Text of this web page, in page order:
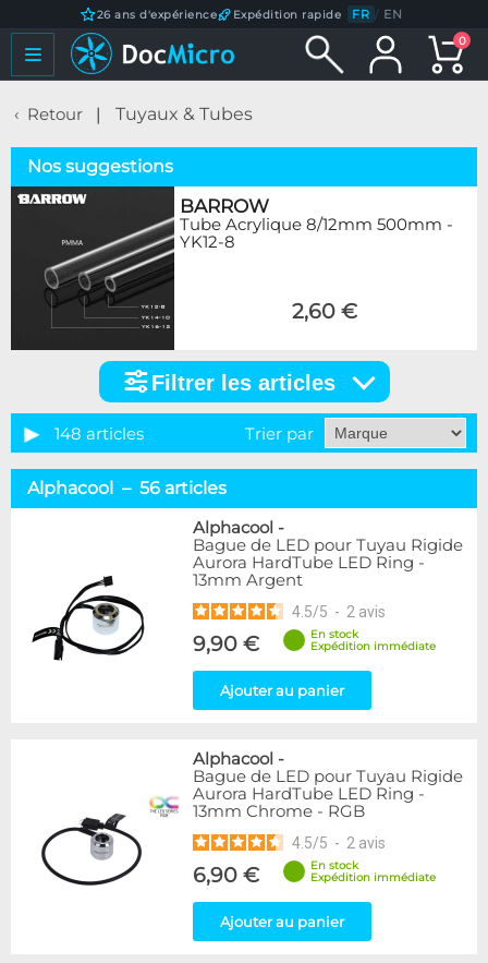
26 ans d'expérience Expédition rapide FR / EN
0
Retour Tuyaux & Tubes
Nos suggestions
BARROW
Tube Acrylique 8/12mm 500mm -
YK12-8
2,60 €
articles
Catégorie
Tuyaux souples
37
Accessoires pour tuyaux
59
Marque
Alphacool
56
DocMicro
27
17
2
15
3
Mayhems
12
Monsoon
3
Tygon
XSPC
7
Filtrer les articles
148 articles Trier par
Alphacool – 56 articles
Alphacool -
Bague de LED pour Tuyau Rigide
Aurora HardTube LED Ring -
13mm Argent
4.5/5 - 2 avis
9,90 €
En stock
Expédition immédiate
Ajouter au panier
Alphacool -
Bague de LED pour Tuyau Rigide
Aurora HardTube LED Ring -
13mm Chrome - RGB
4.5/5 - 2 avis
6,90 €
En stock
Expédition immédiate
Ajouter au panier